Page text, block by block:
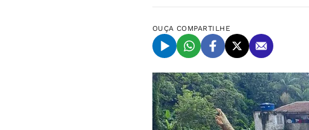
OUÇA COMPARTILHE